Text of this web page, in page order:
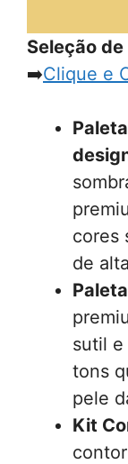
Seleção
➡️Clique e
cores
de
sutil e
tons
pele
Kit